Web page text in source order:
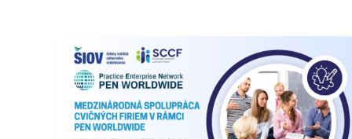
Medzinárodná
spolupráca
v
rámci
PEN